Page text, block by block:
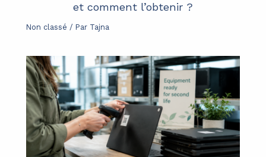
et comment l’obtenir ?
Non classé / Par Tajna